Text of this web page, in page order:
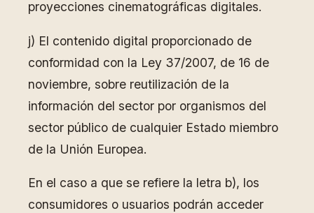
proyecciones cinematográficas digitales.
j) El contenido digital proporcionado de
conformidad con la Ley 37/2007, de 16 de
noviembre, sobre reutilización de la
información del sector por organismos del
sector público de cualquier Estado miembro
de la Unión Europea.
En el caso a que se refiere la letra b), los
consumidores o usuarios podrán acceder